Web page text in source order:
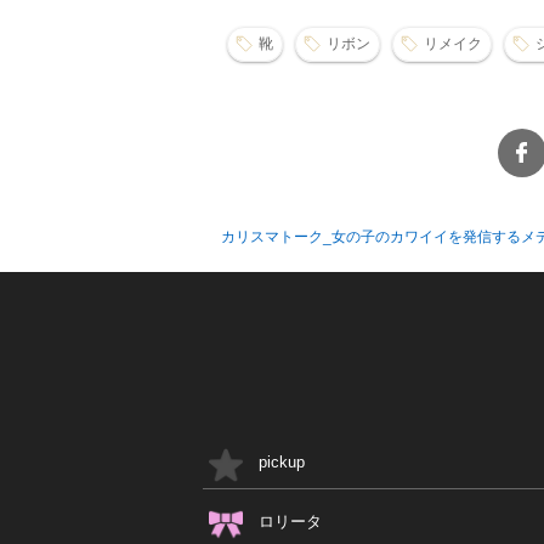
靴 リボン リメイク
カリスマトーク_女の子のカワイイを発信するメ
pickup
ロリータ